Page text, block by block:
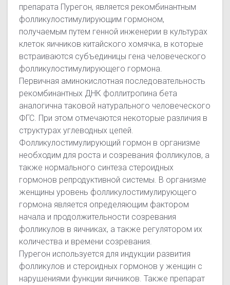
препарата Пурегон, является рекомбинантным
фолликулостимулирующим гормоном,
получаемым путем генной инженерии в культурах
клеток яичников китайского хомячка, в которые
встраиваются субъединицы гена человеческого
фолликулостимулирующего гормона.
Первичная аминокислотная последовательность
рекомбинантных ДНК фоллитропина бета
аналогична таковой натурального человеческого
ФГС. При этом отмечаются некоторые различия в
структурах углеводных цепей.
Фолликулостимулирующий гормон в организме
необходим для роста и созревания фолликулов, а
также нормального синтеза стероидных
гормонов репродуктивной системы. В организме
женщины уровень фолликулостимулирующего
гормона является определяющим фактором
начала и продолжительности созревания
фолликулов в яичниках, а также регулятором их
количества и времени созревания.
Пурегон используется для индукции развития
фолликулов и стероидных гормонов у женщин с
нарушениями функции яичников. Также препарат